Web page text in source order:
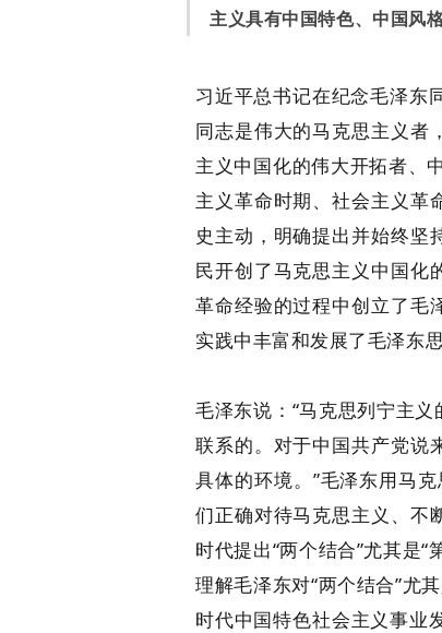
主义具有中国特色、中国风
习近平总书记在纪念毛泽东
同志是伟大的马克思主义者
主义中国化的伟大开拓者、
主义革命时期、社会主义革
史主动，明确提出并始终坚
民开创了马克思主义中国化
革命经验的过程中创立了毛
实践中丰富和发展了毛泽东思
毛泽东说：“马克思列宁主
联系的。对于中国共产党说
具体的环境。”毛泽东用马
们正确对待马克思主义、不
时代提出“两个结合”尤其是
理解毛泽东对“两个结合”尤
时代中国特色社会主义事业